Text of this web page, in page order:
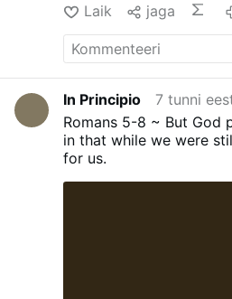
toimusid sellised
aknad ja uksed
kontrollis meid, ja me
peitma.” Ta jutustas
piiskopist, keda
„mitte Kristust
õigeusklikuks saama”,
osaduse Rooma kirikuga.
Laik jaga
In Principio
7 tunni
Romans 5-8 ~ But God
in that while we were
for us.